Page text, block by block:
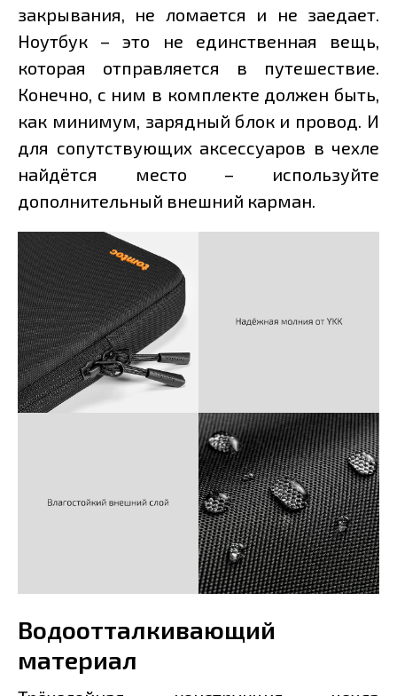
закрывания, не ломается и не заедает.
Ноутбук – это не единственная вещь,
которая отправляется в путешествие.
Конечно, с ним в комплекте должен быть,
как минимум, зарядный блок и провод. И
для сопутствующих аксессуаров в чехле
найдётся место – используйте
дополнительный внешний карман.
Водоотталкивающий
материал